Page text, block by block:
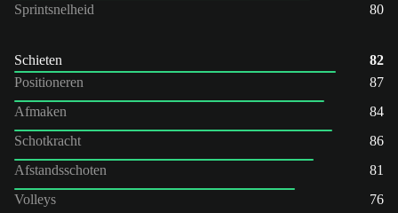
Sprintsnelheid
80
Schieten
82
Positioneren
87
Afmaken
84
Schotkracht
86
Afstandsschoten
81
Volleys
76